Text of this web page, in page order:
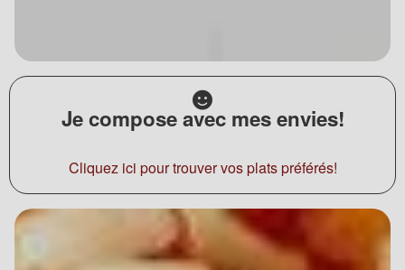
Je compose avec mes envies!
Cliquez ici pour trouver vos plats préférés!